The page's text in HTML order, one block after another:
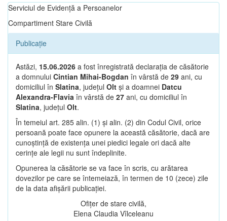
Serviciul de Evidență a Persoanelor
Compartiment Stare Civilă
Publicație
Astăzi, 15.06.2026 a fost înregistrată declarația de căsătorie
a domnului Cintian Mihai-Bogdan în vârstă de 29 ani, cu
domiciliul în Slatina, județul Olt și a doamnei Datcu
Alexandra-Flavia în vârstă de 27 ani, cu domiciliul în
Slatina, județul Olt.
În temeiul art. 285 alin. (1) și alin. (2) din Codul Civil, orice
persoană poate face opunere la această căsătorie, dacă are
cunoștință de existența unei piedici legale ori dacă alte
cerințe ale legii nu sunt îndeplinite.
Opunerea la căsătorie se va face în scris, cu arătarea
dovezilor pe care se întemeiază, în termen de 10 (zece) zile
de la data afișării publicației.
Ofițer de stare civilă,
Elena Claudia Vîlceleanu